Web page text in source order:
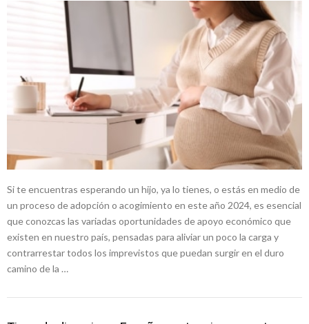
Si te encuentras esperando un hijo, ya lo tienes, o estás en medio de
un proceso de adopción o acogimiento en este año 2024, es esencial
que conozcas las variadas oportunidades de apoyo económico que
existen en nuestro país, pensadas para aliviar un poco la carga y
contrarrestar todos los imprevistos que puedan surgir en el duro
camino de la …